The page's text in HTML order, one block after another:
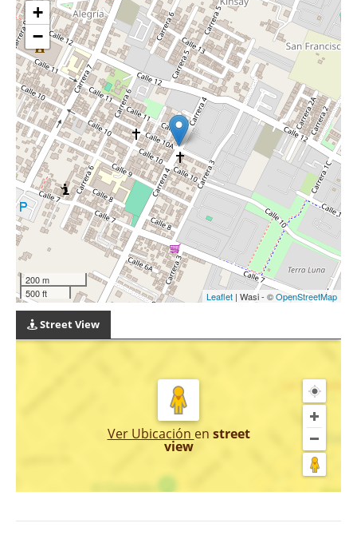
+
−
200 m
500 ft
Leaflet | Wasi - ©OpenStreetMap
Street View
Ver Ubicación en street
view